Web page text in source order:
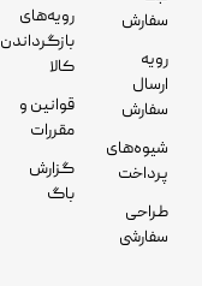
سفارش
رویه
ارسال
سفارش
شیوه‌های
پرداخت
طراحی
سفارشی
رویه‌های
بازگرداندن
کالا
قوانین و
مقررات
گزارش
باگ